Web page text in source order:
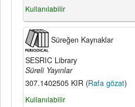
Kullanılabilir
Süreğen Kaynaklar
SESRIC Library
Süreli Yayınlar
307.1402505 KIR (Rafa gözat)
Kullanılabilir